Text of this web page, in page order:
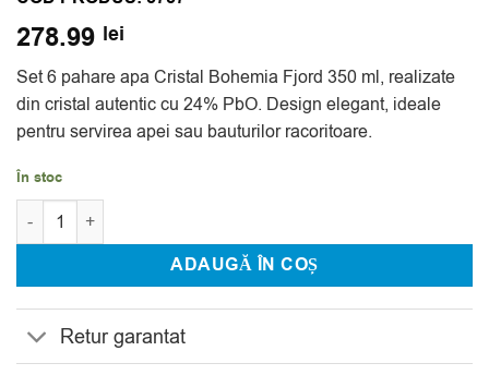
278.99 lei
Set 6 pahare apa Cristal Bohemia Fjord 350 ml, realizate
din cristal autentic cu 24% PbO. Design elegant, ideale
pentru servirea apei sau bauturilor racoritoare.
În stoc
Cantitate Set 6 Pahare Apa Cristal Bohemia Fjord 350 ml
ADAUGĂ ÎN COȘ
Retur garantat